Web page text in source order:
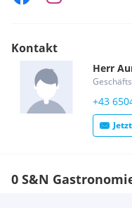
Kontakt
Herr
+43
0 S&N